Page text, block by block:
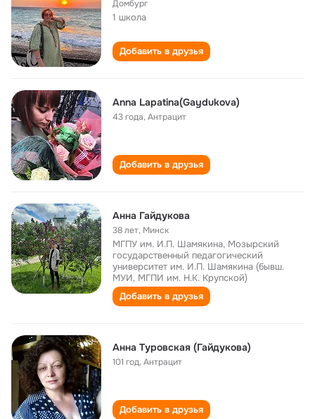
Домбург
1 школа
Добавить в друзья
Anna Lapatina(Gaydukova)
43 года,Антрацит
Добавить в друзья
Анна Гайдукова
38 лет, Минск
МГПУ им. И.П. Шамякина, Мозырский
государственный педагогический
университет им. И.П. Шамякина (бывш.
МУИ, МГПИ им. Н.К. Крупской)
Добавить в друзья
Анна Туровская (Гайдукова)
101 год,Антрацит
Добавить в друзья